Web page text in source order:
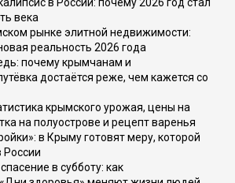
века
рынке элитной недвижимости:
реальность 2026 года
почему крымчанам и
достаётся реже, чем кажется со
крымского урожая, цены на
на полуострове и рецепт варенья
в Крыму готовят меру, которой
России
в субботу: как